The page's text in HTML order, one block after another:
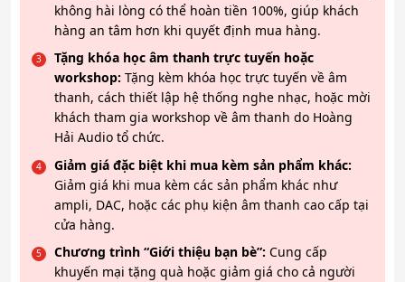
không hài lòng có thể hoàn tiền 100%, giúp khách
hàng an tâm hơn khi quyết định mua hàng.
Tặng khóa học âm thanh trực tuyến hoặc
workshop: Tặng kèm khóa học trực tuyến về âm
thanh, cách thiết lập hệ thống nghe nhạc, hoặc mời
khách tham gia workshop về âm thanh do Hoàng
Hải Audio tổ chức.
Giảm giá đặc biệt khi mua kèm sản phẩm khác:
Giảm giá khi mua kèm các sản phẩm khác như
ampli, DAC, hoặc các phụ kiện âm thanh cao cấp tại
cửa hàng.
Chương trình “Giới thiệu bạn bè”: Cung cấp
khuyến mại tặng quà hoặc giảm giá cho cả người